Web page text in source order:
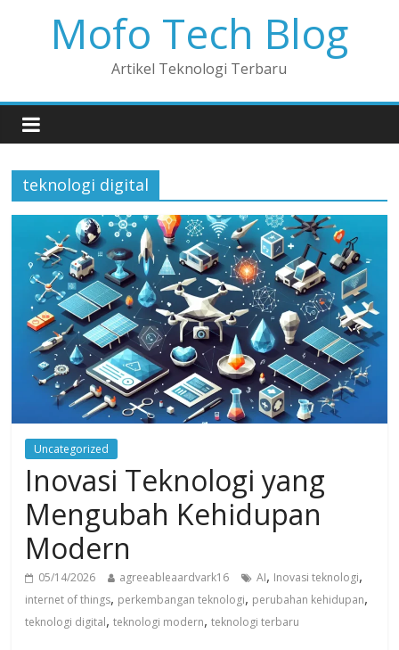
Mofo Tech Blog
Artikel Teknologi Terbaru
teknologi digital
Uncategorized
Inovasi Teknologi yang
Mengubah Kehidupan
Modern
05/14/2026 agreeableaardvark16 AI, Inovasi teknologi,
internet of things, perkembangan teknologi, perubahan kehidupan,
teknologi digital,teknologi modern,teknologi terbaru